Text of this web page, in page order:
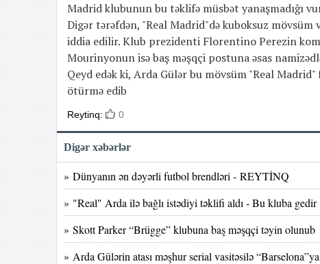
Madrid klubunun bu təklifə müsbət yanaşmadığı
Digər tərəfdən, "Real Madrid"də kuboksuz
iddia edilir. Klub prezidenti Florentino Perezin
Mourinyonun isə baş məşqçi postuna əsas
Qeyd edək ki, Arda Gülər bu mövsüm "Real
ötürmə edib
Reytinq: 0
Digər xəbərlər
» Dünyanın ən dəyərli futbol brendləri - REYTİNQ
» "Real" Arda ilə bağlı istədiyi təklifi aldı - Bu kluba gedir
» Skott Parker “Brügge” klubuna baş məşqçi təyin olunub
» Arda Gülərin atası məşhur serial vasitəsilə